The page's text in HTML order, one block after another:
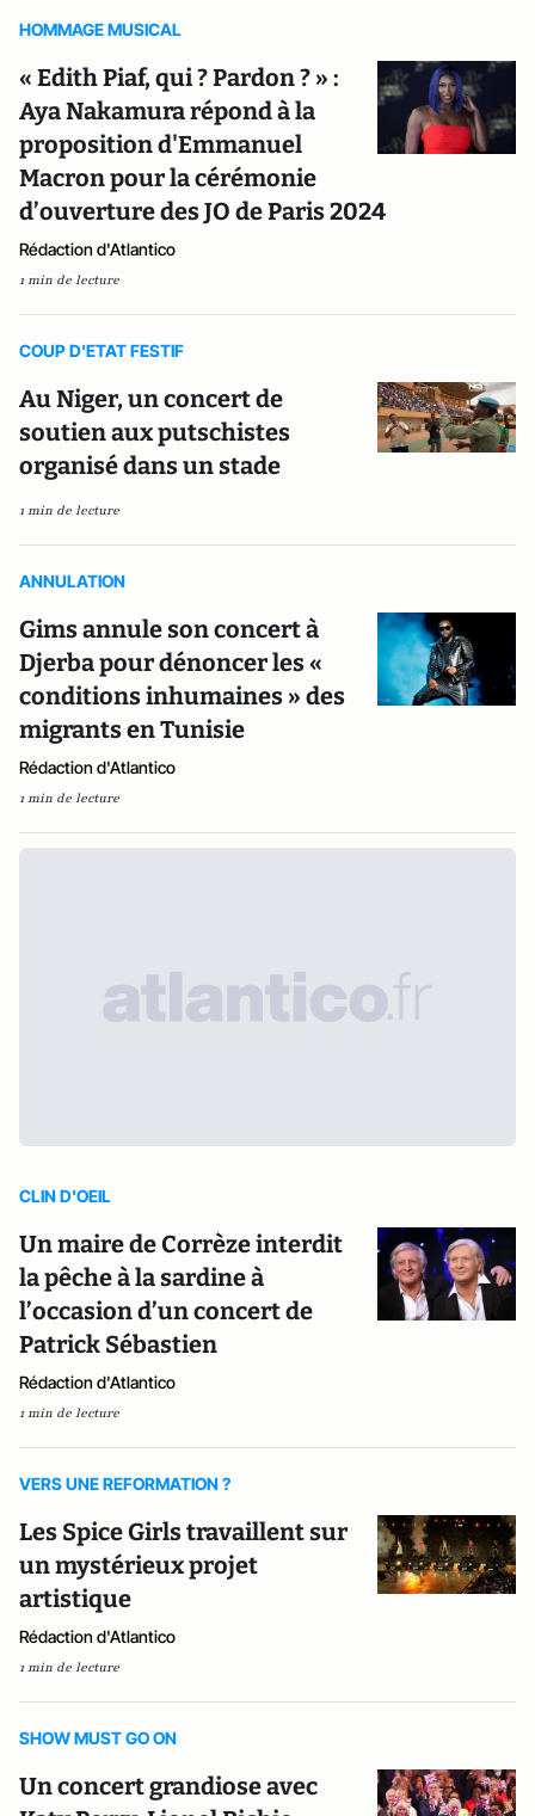
HOMMAGE MUSICAL
« Edith Piaf, qui ? Pardon ? » :
Aya Nakamura répond à la
proposition d'Emmanuel
Macron pour la cérémonie
d’ouverture des JO de Paris 2024
Rédaction d'Atlantico
1 min de lecture
COUP D'ETAT FESTIF
Au Niger, un concert de
soutien aux putschistes
organisé dans un stade
1 min de lecture
ANNULATION
Gims annule son concert à
Djerba pour dénoncer les «
conditions inhumaines » des
migrants en Tunisie
Rédaction d'Atlantico
1 min de lecture
CLIN D'OEIL
Un maire de Corrèze interdit
la pêche à la sardine à
l’occasion d’un concert de
Patrick Sébastien
Rédaction d'Atlantico
1 min de lecture
VERS UNE REFORMATION ?
Les Spice Girls travaillent sur
un mystérieux projet
artistique
Rédaction d'Atlantico
1 min de lecture
SHOW MUST GO ON
Un concert grandiose avec